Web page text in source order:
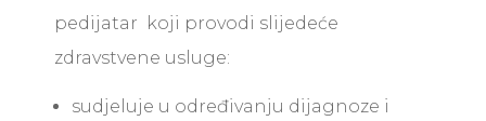
pedijatar koji provodi slijedeće
zdravstvene usluge:
sudjeluje u određivanju dijagnoze i